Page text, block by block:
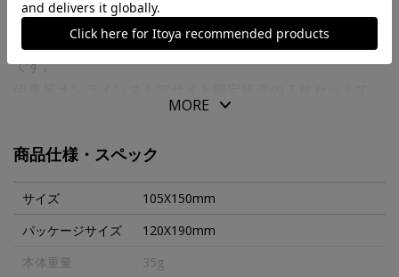
７ ｄａｙｓ ｃａｒｄｓは、１週間毎日手紙を書きたい
と１９８０年に作り始められたポストカードのブランド名
です。
えてみませんか？
カードセットは専用封筒にお入れします。
MORE
商品仕様・スペック
サイズ
105X150mm
パッケージサイズ
120X190mm
本体重量
35g